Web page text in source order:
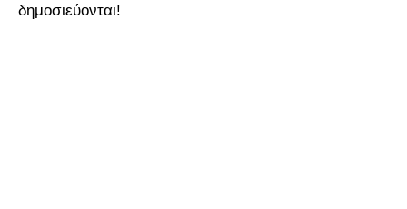
δημοσιεύονται!